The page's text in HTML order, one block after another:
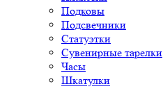
Подковы
Подсвечники
Статуэтки
Сувенирные тарелки
Часы
Шкатулки